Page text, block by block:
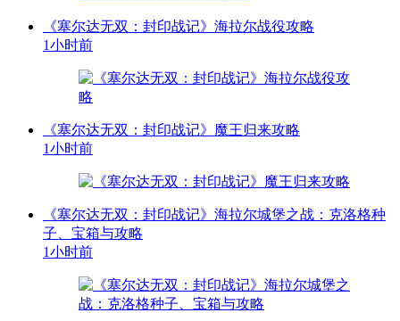
《塞尔达无双：封印战记》海拉尔战役攻略
1小时前
《塞尔达无双：封印战记》魔王归来攻略
1小时前
《塞尔达无双：封印战记》海拉尔城堡之战：克洛格种
子、宝箱与攻略
1小时前